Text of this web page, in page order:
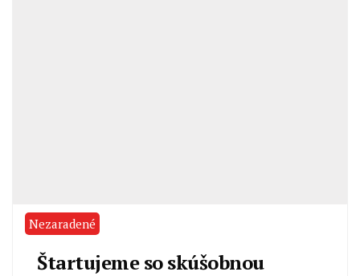
Nezaradené
Štartujeme so skúšobnou